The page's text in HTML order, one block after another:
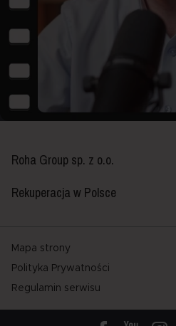
Roha Group sp. z o.o.
Rekuperacja w Polsce
Mapa strony
Polityka Prywatności
Regulamin serwisu